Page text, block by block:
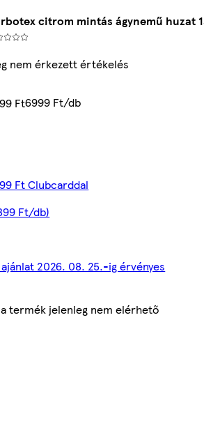
citrom mintás ágynemű huzat
nem érkezett értékelés
Ft6999 Ft/db
Ft Clubcarddal
Ft/db)
ajánlat 2026. 08. 25.-ig érvényes
a termék jelenleg nem elérhető